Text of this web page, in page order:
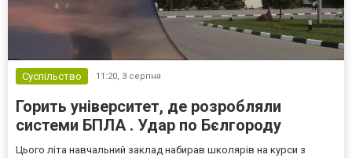
Суспільство 11:20, 3 серпня
Горить університет, де розробляли
системи БПЛА . Удар по Бєлгороду
Цього літа навчальний заклад набирав школярів на курси з